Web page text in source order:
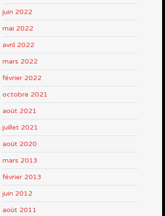
juin 2022
mai 2022
avril 2022
mars 2022
février 2022
octobre 2021
août 2021
juillet 2021
août 2020
mars 2013
février 2013
juin 2012
août 2011